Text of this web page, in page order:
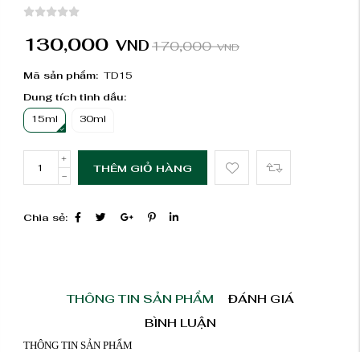
130,000 VND170,000VND
Mã sản phẩm: TD15
Dung tích tinh dầu:
15ml
30ml
THÊM GIỎ HÀNG
Chia sẻ:
THÔNG TIN SẢN PHẨM
ĐÁNH GIÁ
BÌNH LUẬN
THÔNG TIN SẢN PHẨM